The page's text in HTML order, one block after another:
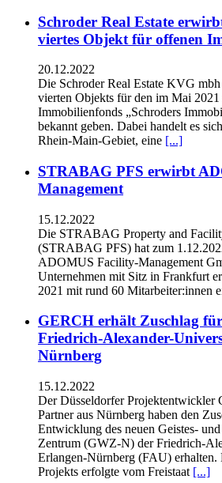
Schroder Real Estate
viertes Objekt für offenen
20.12.2022
Die Schroder Real Estate KVG
vierten Objekts für den im Mai 2021
Immobilienfonds „Schroders
bekannt geben. Dabei handelt es
Rhein-Main-Gebiet, eine [...]
STRABAG PFS erwirbt
Management
15.12.2022
Die STRABAG Property and
(STRABAG PFS) hat zum
ADOMUS Facility-Management
Unternehmen mit Sitz in Frankfurt
2021 mit rund 60 Mitarbeiter:innen
GERCH erhält Zuschlag
Friedrich-Alexander-
Nürnberg
15.12.2022
Der Düsseldorfer Projektentwickler
Partner aus Nürnberg haben den
Entwicklung des neuen Geistes-
Zentrum (GWZ-N) der Friedrich-
Erlangen-Nürnberg (FAU) erhalten.
Projekts erfolgte vom Freistaat [...]